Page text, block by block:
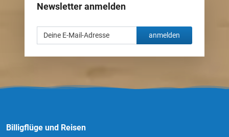
Newsletter anmelden
anmelden
Billigflüge und Reisen